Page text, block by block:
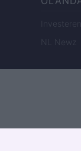
NL Newz